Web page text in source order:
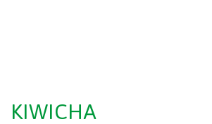
KIWICHA